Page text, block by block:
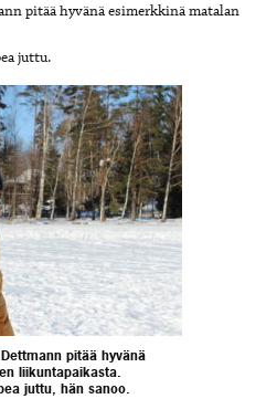
pitää hyvänä esimerkkinä matalan
juttu.
pitää hyvänä
liikuntapaikasta.
juttu, hän sanoo.